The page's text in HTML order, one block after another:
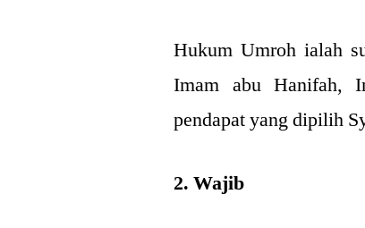
Hukum Umroh ialah
Imam abu Hanifah,
pendapat yang dipilih
2. Wajib